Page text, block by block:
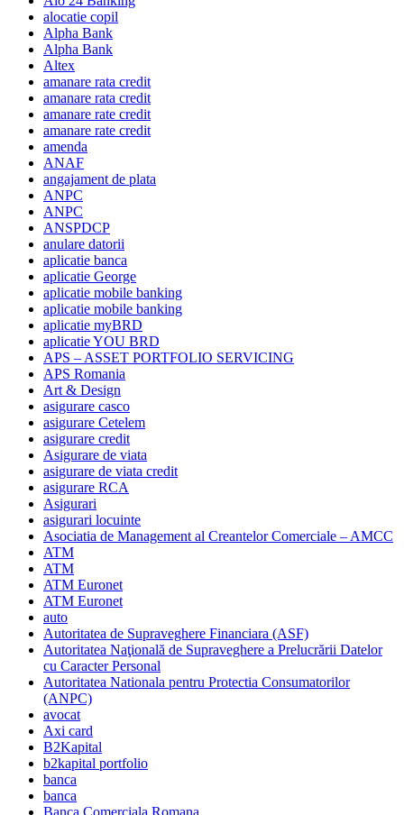
alocatie copil
Alpha Bank
Alpha Bank
Altex
amanare rata credit
amanare rata credit
amanare rate credit
amanare rate credit
amenda
ANAF
angajament de plata
ANPC
ANPC
ANSPDCP
anulare datorii
aplicatie banca
aplicatie George
aplicatie mobile banking
aplicatie mobile banking
aplicatie myBRD
aplicatie YOU BRD
APS – ASSET PORTFOLIO SERVICING
APS Romania
Art & Design
asigurare casco
asigurare Cetelem
asigurare credit
Asigurare de viata
asigurare de viata credit
asigurare RCA
Asigurari
asigurari locuinte
Asociatia de Management al Creantelor Comerciale – AMCC
ATM
ATM
ATM Euronet
ATM Euronet
auto
Autoritatea de Supraveghere Financiara (ASF)
Autoritatea Naţională de Supraveghere a Prelucrării Datelor
cu Caracter Personal
Autoritatea Nationala pentru Protectia Consumatorilor
(ANPC)
avocat
Axi card
B2Kapital
b2kapital portfolio
banca
banca